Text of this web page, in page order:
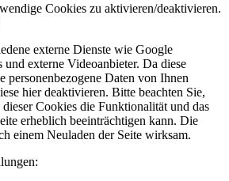
Cookies zu aktivieren/deaktivieren.
externe Dienste wie Google
externe Videoanbieter. Da diese
personenbezogene Daten von Ihnen
hier deaktivieren. Bitte beachten Sie,
Cookies die Funktionalität und das
erheblich beeinträchtigen kann. Die
einem Neuladen der Seite wirksam.